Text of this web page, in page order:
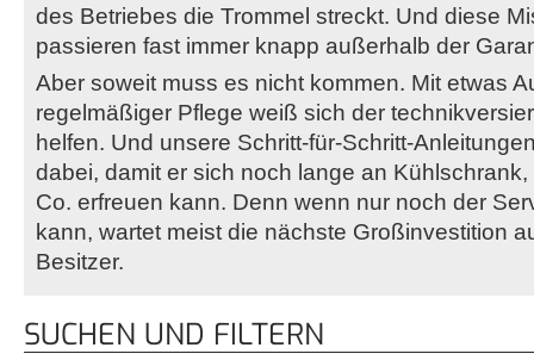
des Betriebes die Trommel streckt. Und diese
passieren fast immer knapp außerhalb der
Aber soweit muss es nicht kommen. Mit etwas
regelmäßiger Pflege weiß sich der
helfen. Und unsere Schritt-für-Schritt-
dabei, damit er sich noch lange an
Co. erfreuen kann. Denn wenn nur noch der
kann, wartet meist die nächste Großinvestition
Besitzer.
SUCHEN UND FILTERN